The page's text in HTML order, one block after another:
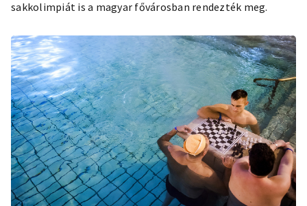
sakkolimpiát is a magyar fővárosban rendezték meg.